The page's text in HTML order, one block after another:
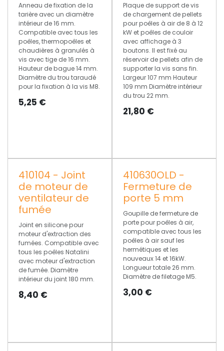
Anneau de fixation de la
tarière avec un diamètre
intérieur de 16 mm.
Compatible avec tous les
poêles, thermopoêles et
chaudières à granulés à
vis avec tige de 16 mm.
Hauteur de bague 14 mm.
Diamètre du trou taraudé
pour la fixation à la vis M8.
5,25 €
Plaque de support de vis
de chargement de pellets
pour poêles à air de 8 à 12
kW et poêles de couloir
avec affichage à 3
boutons. Il est fixé au
réservoir de pellets afin de
supporter la vis sans fin.
Largeur 107 mm Hauteur
109 mm Diamètre intérieur
du trou 22 mm.
21,80 €
410104 - Joint
de moteur de
ventilateur de
fumée
Joint en silicone pour
moteur d'extraction des
fumées. Compatible avec
tous les poêles Natalini
avec moteur d'extraction
de fumée. Diamètre
intérieur du joint 180 mm.
8,40 €
410630OLD -
Fermeture de
porte 5 mm
Goupille de fermeture de
porte pour poêles à air,
compatible avec tous les
poêles à air sauf les
hermétiques et les
nouveaux 14 et 16kW.
Longueur totale 26 mm.
Diamètre de filetage M5.
3,00 €